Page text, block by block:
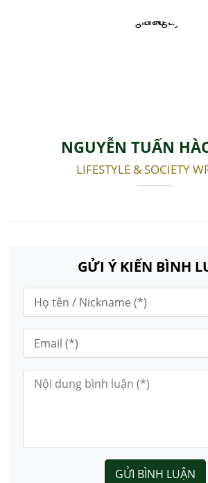
NGUYỄN TUẤN
LIFESTYLE & SOCIETY
GỬI Ý KIẾN BÌNH
GỬI BÌNH LUẬN